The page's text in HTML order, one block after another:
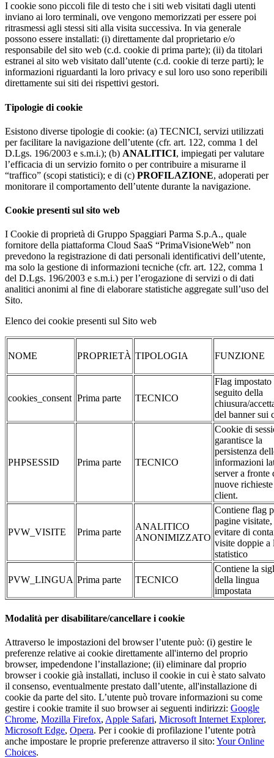
I cookie sono piccoli file di testo che i siti web visitati dagli utenti
inviano ai loro terminali, ove vengono memorizzati per essere poi
ritrasmessi agli stessi siti alla visita successiva. In via generale
possono essere installati: (i) direttamente dal proprietario e/o
responsabile del sito web (c.d. cookie di prima parte); (ii) da titolari
estranei al sito web visitato dall’utente (c.d. cookie di terze parti); le
informazioni riguardanti la loro privacy e sul loro uso sono reperibili
direttamente sui siti dei rispettivi gestori.
Tipologie di cookie
Esistono diverse tipologie di cookie: (a) TECNICI, servizi utilizzati
per facilitare la navigazione dell’utente (cfr. art. 122, comma 1 del
D.Lgs. 196/2003 e s.m.i.); (b) ANALITICI, impiegati per valutare
l’efficacia di un servizio fornito o per contribuire a misurarne il
“traffico” (scopi statistici); e di (c) PROFILAZIONE, adoperati per
monitorare il comportamento dell’utente durante la navigazione.
Cookie presenti sul sito web
I Cookie di proprietà di Gruppo Spaggiari Parma S.p.A., quale
fornitore della piattaforma Cloud SaaS “PrimaVisioneWeb” non
prevedono la registrazione di dati personali identificativi dell’utente,
ma solo la gestione di informazioni tecniche (cfr. art. 122, comma 1
del D.Lgs. 196/2003 e s.m.i.) per l’erogazione di servizi o di dati
analitici anonimi al fine di elaborare statistiche aggregate sull’uso del
Sito.
Elenco dei cookie presenti sul Sito web
NOME PROPRIETÀ TIPOLOGIA FUNZIONE
cookies_consent Prima parte TECNICO
Flag impostato
seguito della
chiusura/
del banner sui
PHPSESSID Prima parte TECNICO
Cookie di
garantisce la
persistenza
informazioni
server a fronte
nuove
client.
PVW_VISITE Prima parte
ANALITICO
ANONIMIZZATO
Contiene flag
pagine visitate,
evitare di
visite doppie a
statistico
PVW_LINGUA Prima parte TECNICO
Contiene la
della lingua
impostata
Modalità per disabilitare/cancellare i cookie
Attraverso le impostazioni del browser l’utente può: (i) gestire le
preferenze relative ai cookie direttamente all'interno del proprio
browser, impedendone l’installazione; (ii) eliminare dal proprio
browser i cookie già installati, incluso il cookie in cui è stato salvato
il consenso, eventualmente prestato dall’utente, all'installazione di
cookie da parte del sito. L’utente può trovare informazioni su come
gestire i cookie tramite il suo browser ai seguenti indirizzi: Google
Chrome, Mozilla Firefox, Apple Safari, Microsoft Internet Explorer,
Microsoft Edge, Opera. Per i cookie di profilazione l’utente potrà
anche impostare le proprie preferenze attraverso il sito: Your Online
Choices.